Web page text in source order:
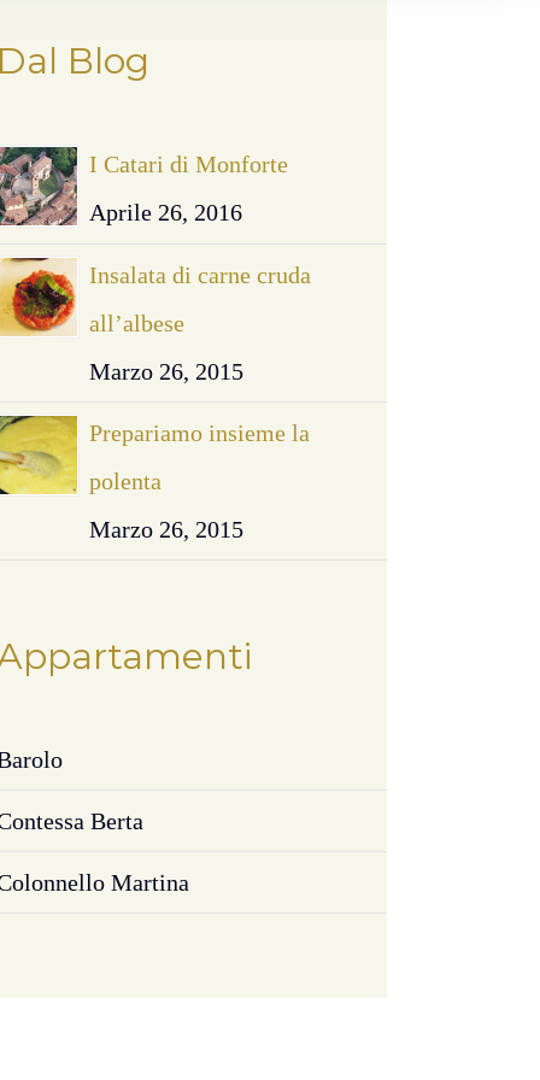
Blog
I Catari di Monforte
Aprile 26, 2016
Insalata di carne cruda
all’albese
Marzo 26, 2015
Prepariamo insieme la
polenta
Marzo 26, 2015
Berta
Martina